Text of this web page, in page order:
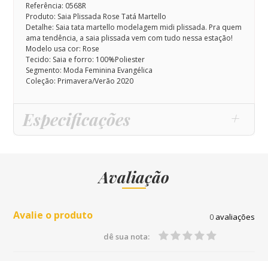
Referência: 0568R
Produto: Saia Plissada Rose Tatá Martello
Detalhe: Saia tata martello modelagem midi plissada. Pra quem
ama tendência, a saia plissada vem com tudo nessa estação!
Modelo usa cor: Rose
Tecido: Saia e forro: 100%Poliester
Segmento: Moda Feminina Evangélica
Coleção: Primavera/Verão 2020
Especificações
Avaliação
Avalie o produto 0avaliações
dê sua nota: